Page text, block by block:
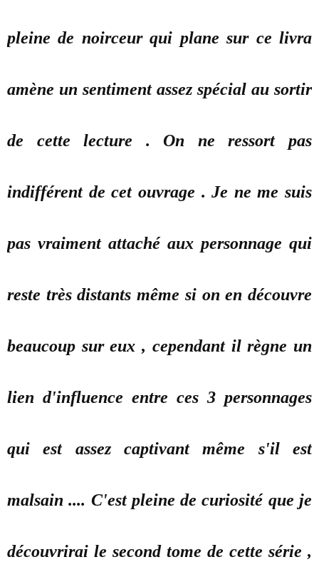
pleine de noirceur qui plane sur ce livra
amène un sentiment assez spécial au sortir
de cette lecture . On ne ressort pas
indifférent de cet ouvrage . Je ne me suis
pas vraiment attaché aux personnage qui
reste très distants même si on en découvre
beaucoup sur eux , cependant il règne un
lien d'influence entre ces 3 personnages
qui est assez captivant même s'il est
malsain .... C'est pleine de curiosité que je
découvrirai le second tome de cette série ,